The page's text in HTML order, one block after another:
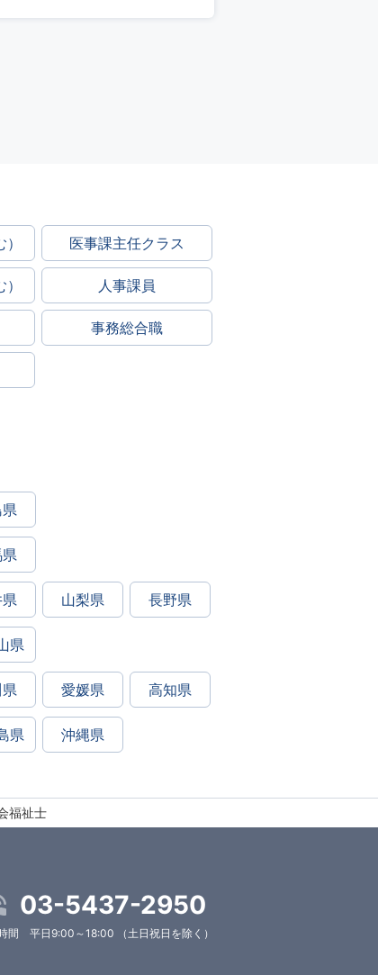
医事課主任クラス
人事課員
事務総合職
山梨県 長野県
県
愛媛県 高知県
県 沖縄県
福祉士
03-5437-2950
間 平日9:00～18:00 （土日祝日を除く）